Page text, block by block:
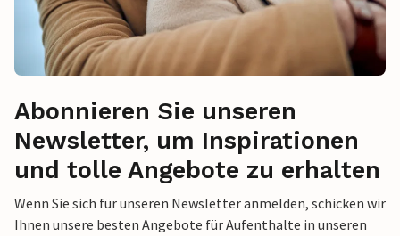
Abonnieren Sie unseren
Newsletter, um Inspirationen
und tolle Angebote zu erhalten
Wenn Sie sich für unseren Newsletter anmelden, schicken wir
Ihnen unsere besten Angebote für Aufenthalte in unseren